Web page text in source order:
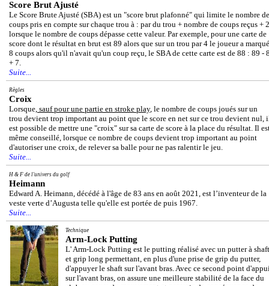
Score Brut Ajusté
Le Score Brute Ajusté (SBA) est un "score brut plafonné" qui limite le nombre de
coups pris en compte sur chaque trou à : par du trou + nombre de coups reçus + 2
lorsque le nombre de coups dépasse cette valeur. Par exemple, pour une carte de
score dont le résultat en brut est 89 alors que sur un trou par 4 le joueur a marqué
8 coups alors qu'il n'avait qu'un coup reçu, le SBA de cette carte est de 88 : 89 -
+ 7.
Suite...
Règles
Croix
Lorsque, sauf pour une partie en stroke play, le nombre de coups joués sur un
trou devient trop important au point que le score en net sur ce trou devient nul,
est possible de mettre une "croix" sur sa carte de score à la place du résultat. Il
même conseillé, lorsque ce nombre de coups devient trop important au point
d'autoriser une croix, de relever sa balle pour ne pas ralentir le jeu.
Suite...
H & F de l'univers du golf
Heimann
Edward A. Heimann, décédé à l'âge de 83 ans en août 2021, est l’inventeur de la
veste verte d’Augusta telle qu'elle est portée de puis 1967.
Suite...
Technique
Arm-Lock Putting
L' Arm-Lock Putting est le putting réalisé avec un putter à shaft
et grip long permettant, en plus d'une prise de grip du putter,
d'appuyer le shaft sur l'avant bras. Avec ce second point
sur l'avant bras, on assure une meilleure stabilité de la face du